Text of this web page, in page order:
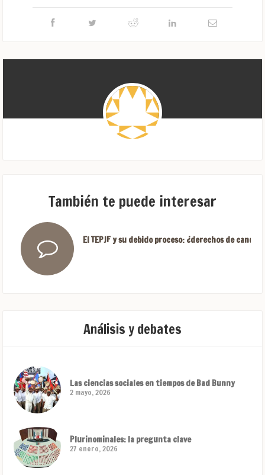
También te puede interesar
El TEPJF y su debido proceso: ¿derechos de
Análisis y debates
Las ciencias sociales en tiempos de Bad Bunny
2 mayo, 2026
Plurinominales: la pregunta clave
27 enero, 2026